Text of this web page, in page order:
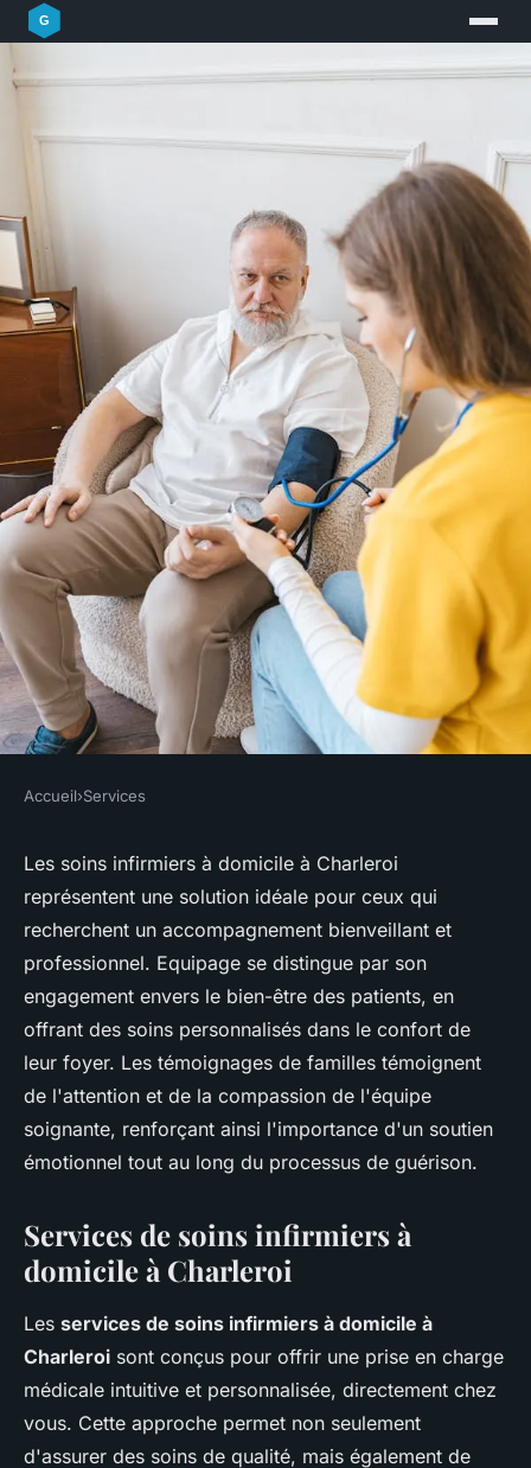
Des soins infirmiers à
domicile à charleroi pour
votre bien-être
Victor•30 décembre 2024•8 min de lecture
Accueil›Services
Les soins infirmiers à domicile à Charleroi
représentent une solution idéale pour ceux qui
recherchent un accompagnement bienveillant et
professionnel. Equipage se distingue par son
engagement envers le bien-être des patients, en
offrant des soins personnalisés dans le confort de
leur foyer. Les témoignages de familles témoignent
de l'attention et de la compassion de l'équipe
soignante, renforçant ainsi l'importance d'un soutien
émotionnel tout au long du processus de guérison.
Services de soins infirmiers à
domicile à Charleroi
Les services de soins infirmiers à domicile à
Charleroi sont conçus pour offrir une prise en charge
médicale intuitive et personnalisée, directement chez
vous. Cette approche permet non seulement
d'assurer des soins de qualité, mais également de